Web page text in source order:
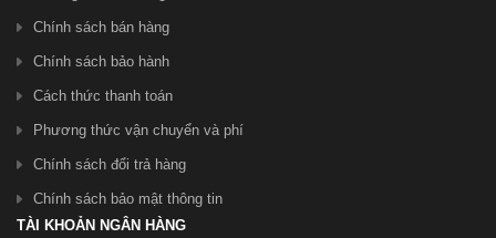
Chính sách bán hàng
Chính sách bảo hành
Cách thức thanh toán
Phương thức vận chuyển và phí
Chính sách đổi trả hàng
Chính sách bảo mật thông tin
TÀI KHOẢN NGÂN HÀNG